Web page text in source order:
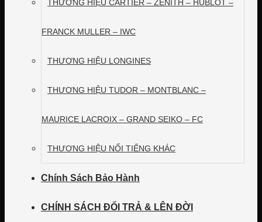
THƯƠNG HIỆU CARTIER – ZENITH – HUBLOT –
FRANCK MULLER – IWC
THƯƠNG HIỆU LONGINES
THƯƠNG HIỆU TUDOR – MONTBLANC –
MAURICE LACROIX – GRAND SEIKO – FC
THƯƠNG HIỆU NỔI TIẾNG KHÁC
Chính Sách Bảo Hành
CHÍNH SÁCH ĐỔI TRẢ & LÊN ĐỜI